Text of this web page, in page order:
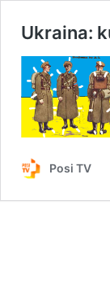
Ukraina:
Posi TV